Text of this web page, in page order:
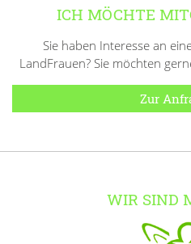
ICH MÖCHTE
Sie haben Interesse an
LandFrauen? Sie möchten
Zur
WIR SIND